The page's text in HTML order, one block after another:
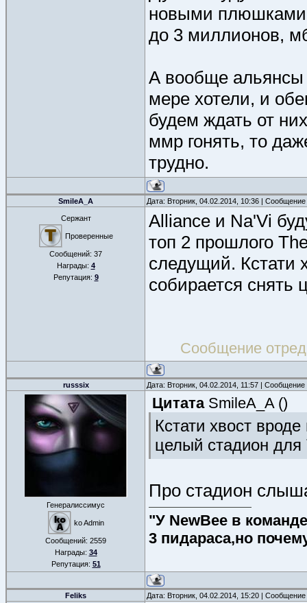
новыми
до 3 миллионов,
А вообще альянсы
мере хотели, и
будем ждать от
ммр гонять, то
трудно.
SmileA_A Дата: Вторник, 04.02.2014, 10:36 |
Сержант
Проверенные
Сообщений: 37
Награды: 4
Репутация: 9
Alliance и Na'Vi
топ 2 прошлого
следущий. Кстати
собирается снять
Сообщение
russsix Дата: Вторник, 04.02.2014, 11:57 |
Генералиссимус
ko Admin
Сообщений: 2559
Награды: 34
Репутация: 51
Цитата SmileA_A()
Кстати хвост
целый стадион для
Про стадион
"У NewBee в
3 пидараса,но
Feliks Дата: Вторник, 04.02.2014, 15:20 |